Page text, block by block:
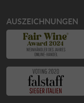
AUSZEICHNUNGEN